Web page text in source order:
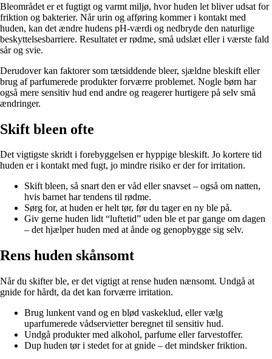
Bleområdet er et fugtigt og varmt miljø, hvor huden let bliver udsat for
friktion og bakterier. Når urin og afføring kommer i kontakt med
huden, kan det ændre hudens pH-værdi og nedbryde den naturlige
beskyttelsesbarriere. Resultatet er rødme, små udslæt eller i værste fald
sår og svie.
Derudover kan faktorer som tætsiddende bleer, sjældne bleskift eller
brug af parfumerede produkter forværre problemet. Nogle børn har
også mere sensitiv hud end andre og reagerer hurtigere på selv små
ændringer.
Skift bleen ofte
Det vigtigste skridt i forebyggelsen er hyppige bleskift. Jo kortere tid
huden er i kontakt med fugt, jo mindre risiko er der for irritation.
Skift bleen, så snart den er våd eller snavset – også om natten,
hvis barnet har tendens til rødme.
Sørg for, at huden er helt tør, før du tager en ny ble på.
Giv gerne huden lidt “luftetid” uden ble et par gange om dagen
– det hjælper huden med at ånde og genopbygge sig selv.
Rens huden skånsomt
Når du skifter ble, er det vigtigt at rense huden nænsomt. Undgå at
gnide for hårdt, da det kan forværre irritation.
Brug lunkent vand og en blød vaskeklud, eller vælg
uparfumerede vådservietter beregnet til sensitiv hud.
Undgå produkter med alkohol, parfume eller farvestoffer.
Dup huden tør i stedet for at gnide – det mindsker friktion.